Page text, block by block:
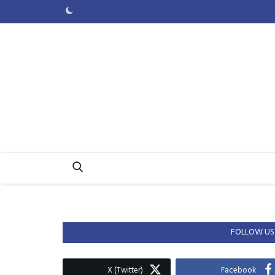
FOLLOW US
Facebook
X (Twitter)